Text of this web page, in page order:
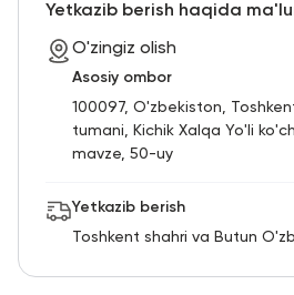
Yetkazib berish haqida
O'zingiz olish
Asosiy ombor
100097, O'zbekiston,
tumani, Kichik Xalqa Yo'li
mavze, 50-uy
Yetkazib berish
Toshkent shahri va Butun